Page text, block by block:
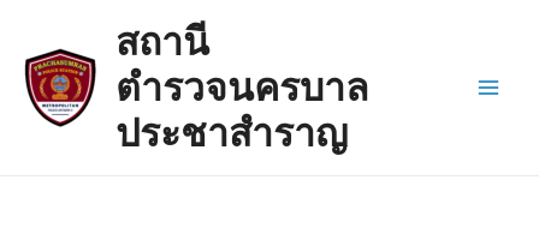
content
สถานี
ตำรวจนครบาล
ประชาสำราญ
navigation